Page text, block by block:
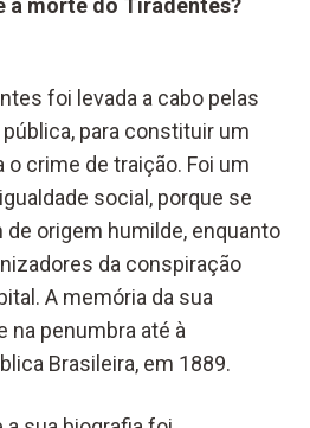
a morte do Tiradentes?
foi levada a cabo pelas
para constituir um
crime de traição. Foi um
social, porque se
origem humilde, enquanto
da conspiração
A memória da sua
na penumbra até à
Brasileira, em 1889.